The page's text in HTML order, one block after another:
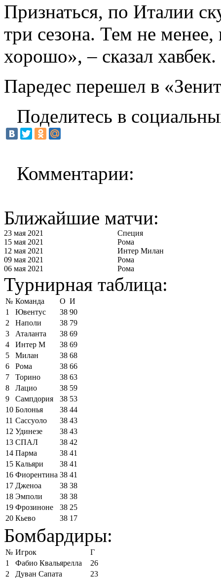
Признаться, по Италии
три сезона. Тем не
хорошо», – сказал хавбек.
Паредес перешел в
Поделитесь в
Комментарии:
Ближайшие матчи:
23 мая 2021
Специя
15 мая 2021
Рома
12 мая 2021
Интер Милан
09 мая 2021
Рома
06 мая 2021
Рома
Турнирная таблица:
№ Команда О И
1
Ювентус 38 90
2
Наполи 38 79
3
Аталанта 38 69
4
Интер М 38 69
5
Милан 38 68
6
Рома 38 66
7
Торино 38 63
8
Лацио 38 59
9
Сампдория 38 53
10 Болонья 38 44
11 Сассуоло 38 43
12 Удинезе 38 43
13 СПАЛ 38 42
14 Парма 38 41
15 Кальяри 38 41
16 Фиорентина 38 41
17 Дженоа 38 38
18 Эмполи 38 38
19 Фрозиноне 38 25
20 Кьево 38 17
Бомбардиры:
№ Игрок
Г
1
Фабио Квальярелла
26
2
Дуван Сапата
23